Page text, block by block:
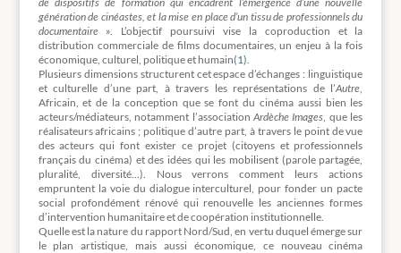
génération de cinéastes, et la mise en place d’un tissu de professionnels du
documentaire ». L’objectif poursuivi vise la coproduction et la
distribution commerciale de films documentaires, un enjeu à la fois
économique, culturel, politique et humain(1)
Plusieurs dimensions structurent cet espace d’échanges : linguistique
et culturelle d’une part, à travers les représentations de l’Autre
Africain, et de la conception que se font du cinéma aussi bien les
acteurs/médiateurs, notamment l’association Ardèche Images , que les
réalisateurs africains ; politique d’autre part, à travers le point de vue
des acteurs qui font exister ce projet (citoyens et professionnels
français du cinéma) et des idées qui les mobilisent (parole partagée,
pluralité, diversité…). Nous verrons comment leurs actions
empruntent la voie du dialogue interculturel, pour fonder un pacte
social profondément rénové qui renouvelle les anciennes formes
d’intervention humanitaire et de coopération institutionnelle.
Quelle est la nature du rapport Nord/Sud, en vertu duquel émerge sur
le plan artistique, mais aussi économique, ce nouveau cinéma